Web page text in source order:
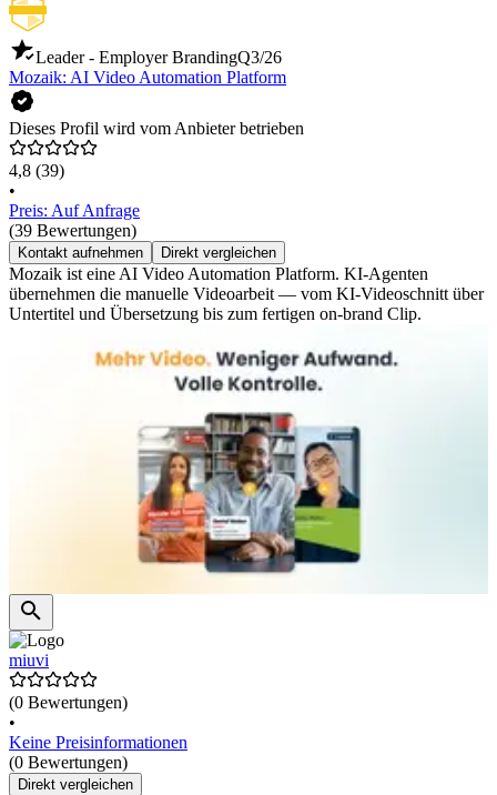
Leader - Employer BrandingQ3/26
Mozaik: AI Video Automation Platform
Dieses Profil wird vom Anbieter betrieben
4,8 (39)
•
Preis: Auf Anfrage
(39 Bewertungen)
Kontakt aufnehmen Direkt vergleichen
Mozaik ist eine AI Video Automation Platform. KI-Agenten
übernehmen die manuelle Videoarbeit — vom KI-Videoschnitt über
Untertitel und Übersetzung bis zum fertigen on-brand Clip.
miuvi
(0 Bewertungen)
•
Keine Preisinformationen
(0 Bewertungen)
Direkt vergleichen